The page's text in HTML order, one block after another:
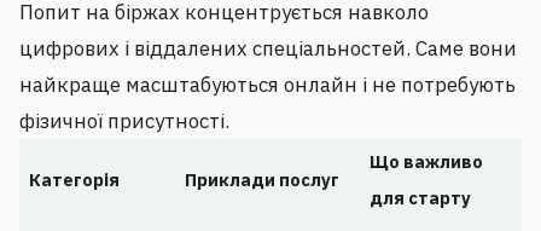
Попит на біржах концентрується навколо
цифрових і віддалених спеціальностей. Саме вони
найкраще масштабуються онлайн і не потребують
фізичної присутності.
Категорія Приклади послуг
Що важливо
для старту